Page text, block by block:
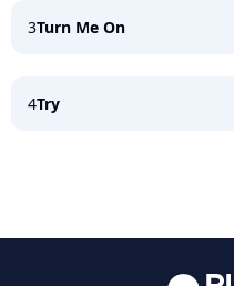
3Turn Me On
4Try